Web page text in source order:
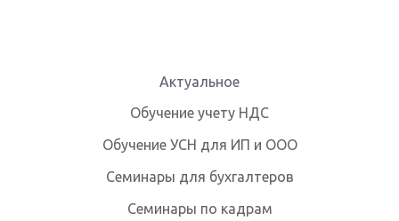
Актуальное
Обучение учету НДС
Обучение УСН для ИП и ООО
Семинары для бухгалтеров
Семинары по кадрам